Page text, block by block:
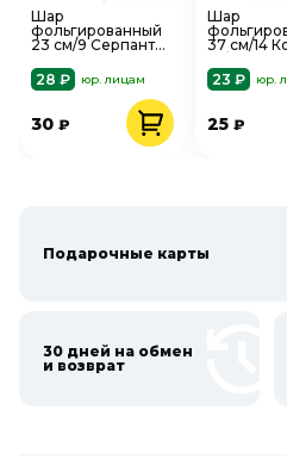
Шар
фольгированный
23 см/9 Серпантин
28 ₽
юр. лицам
30 ₽
Шар
37 см/14
1404
23 ₽ юр.
25 ₽
Подарочные карты
30 дней на обмен
и возврат